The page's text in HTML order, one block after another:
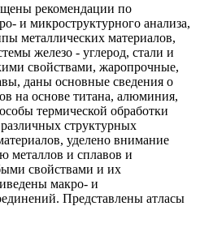
рекомендации по
и микроструктурного анализа,
металлических материалов,
железо - углерод, стали и
свойствами, жаропрочные,
даны основные сведения о
на основе титана, алюминия,
термической обработки
структурных
уделено внимание
металлов и сплавов и
свойствами и их
макро- и
Представлены атласы